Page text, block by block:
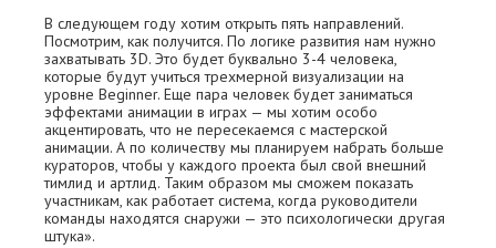
В следующем году хотим открыть пять направлений.
Посмотрим, как получится. По логике развития нам нужно
захватывать 3D. Это будет буквально 3-4 человека,
которые будут учиться трехмерной визуализации на
уровне Beginner. Еще пара человек будет заниматься
эффектами анимации в играх — мы хотим особо
акцентировать, что не пересекаемся с мастерской
анимации. А по количеству мы планируем набрать больше
кураторов, чтобы у каждого проекта был свой внешний
тимлид и артлид. Таким образом мы сможем показать
участникам, как работает система, когда руководители
команды находятся снаружи — это психологически другая
штука».